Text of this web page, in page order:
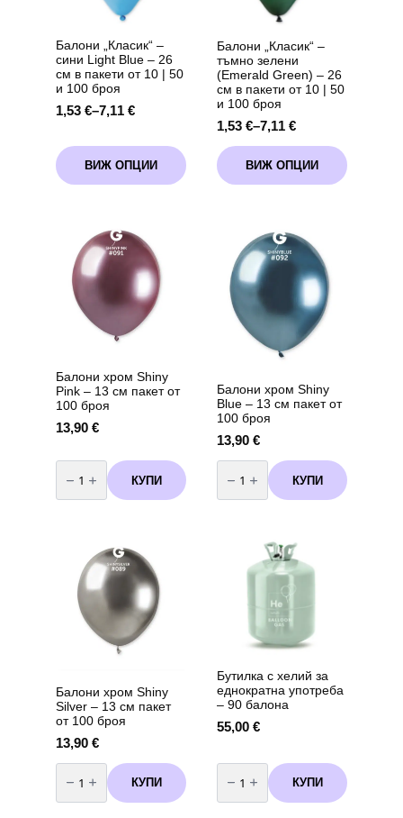
Балони „Класик“ –
сини Light Blue – 26
см в пакети от 10 | 50
и 100 броя
1,53 €–7,11 €
Price
1,53 €
through
7,11 €
ВИЖ ОПЦИИ
This
product
has
options
may
chosen
Балони „Класик“ –
тъмно зелени
(Emerald Green) – 26
см в пакети от 10 | 50
и 100 броя
1,53 €–7,11 €
Price
range:
1,53 €
through
ВИЖ ОПЦИИ
This
product
has
options
may
chosen
Балони хром Shiny
Pink – 13 см пакет от
100 броя
13,90 €
количество
за
Балони
хром
пакет
броя
КУПИ
Балони хром Shiny
Blue – 13 см пакет от
100 броя
13,90 €
количество
за
Балони
хром
пакет
КУПИ
Балони хром Shiny
Silver – 13 см пакет
от 100 броя
13,90 €
количество
за
Балони
хром
КУПИ
Бутилка с хелий за
еднократна употреба
– 90 балона
55,00 €
количество
за
Бутилка
с
КУПИ